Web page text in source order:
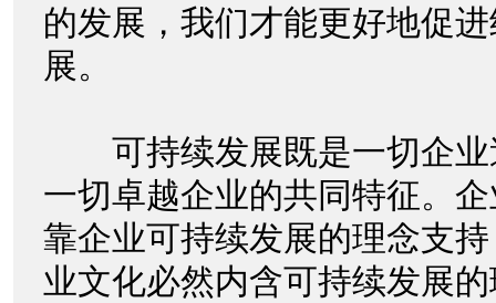
的发展，我们才能更好地促
展。
可持续发展既是一切企业
一切卓越企业的共同特征。
靠企业可持续发展的理念支
业文化必然内含可持续发展